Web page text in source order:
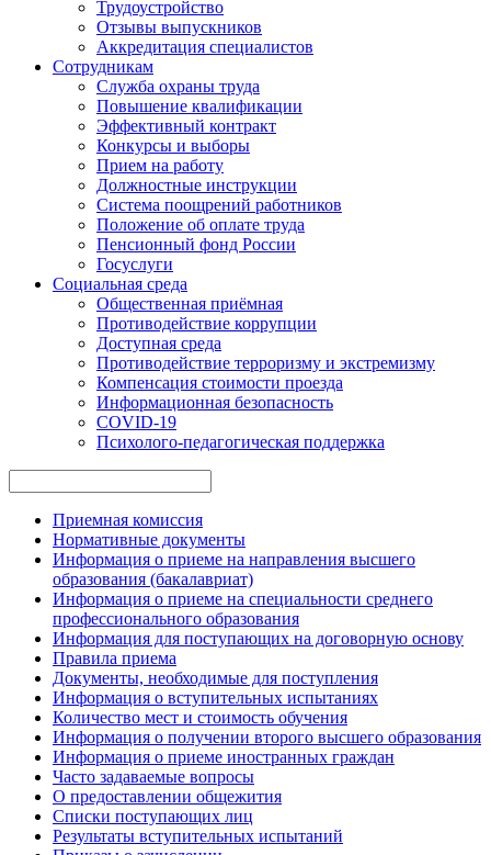
Трудоустройство
Отзывы выпускников
Аккредитация специалистов
Сотрудникам
Служба охраны труда
Повышение квалификации
Эффективный контракт
Конкурсы и выборы
Прием на работу
Должностные инструкции
Система поощрений работников
Положение об оплате труда
Пенсионный фонд России
Госуслуги
Социальная среда
Общественная приёмная
Противодействие коррупции
Доступная среда
Противодействие терроризму и экстремизму
Компенсация стоимости проезда
Информационная безопасность
COVID-19
Психолого-педагогическая поддержка
Приемная комиссия
Нормативные документы
Информация о приеме на направления высшего
образования (бакалавриат)
Информация о приеме на специальности среднего
профессионального образования
Информация для поступающих на договорную основу
Правила приема
Документы, необходимые для поступления
Информация о вступительных испытаниях
Количество мест и стоимость обучения
Информация о получении второго высшего образования
Информация о приеме иностранных граждан
Часто задаваемые вопросы
О предоставлении общежития
Списки поступающих лиц
Результаты вступительных испытаний